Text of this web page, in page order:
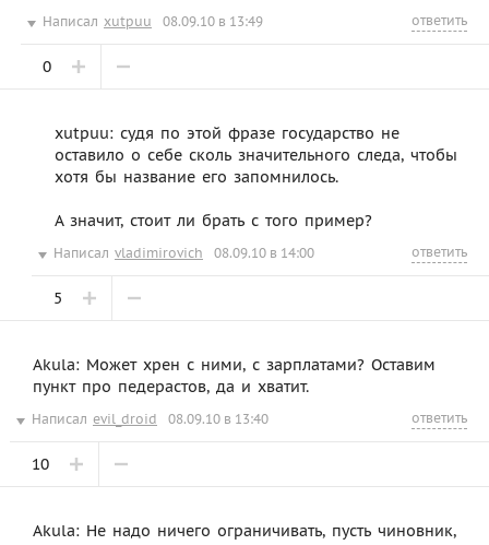
Написал xutpuu 08.09.10 в 13:49 ответить
0
xutpuu: судя по этой фразе государство не
оставило о себе сколь значительного следа, чтобы
хотя бы название его запомнилось.
А значит, стоит ли брать с того пример?
Написал vladimirovich 08.09.10 в 14:00 ответить
5
Akula: Может хрен с ними, с зарплатами? Оставим
пункт про педерастов, да и хватит.
Написал evil_droid 08.09.10 в 13:40 ответить
10
Akula: Не надо ничего ограничивать, пусть чиновник,